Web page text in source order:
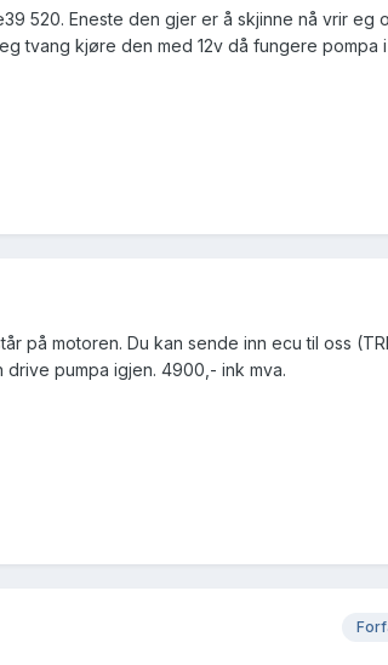
520. Eneste den gjer er å skjinne nå vrir eg
tvang kjøre den med 12v då fungere pompa
på motoren. Du kan sende inn ecu til oss
pumpa igjen. 4900,- ink mva.